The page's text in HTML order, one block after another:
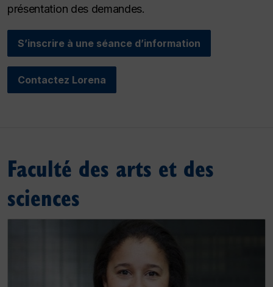
présentation des demandes.
S’inscrire à une séance d’information
Contactez Lorena
Faculté des arts et des
sciences